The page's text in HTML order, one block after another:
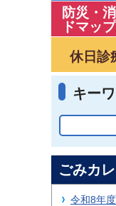
防災・
ドマップ
休日診
キー
ごみカ
令和8年